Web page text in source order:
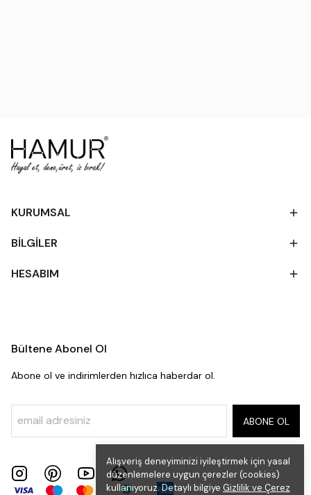
Alışveriş deneyiminizi iyileştirmek için yasal
düzenlemelere uygun çerezler (cookies)
kullanıyoruz. Detaylı bilgiye Gizlilik ve Çerez
KURUMSAL
BİLGİLER
HESABIM
Bültene Abonel Ol
Abone ol ve indirimlerden hızlıca haberdar ol.
ABONE OL